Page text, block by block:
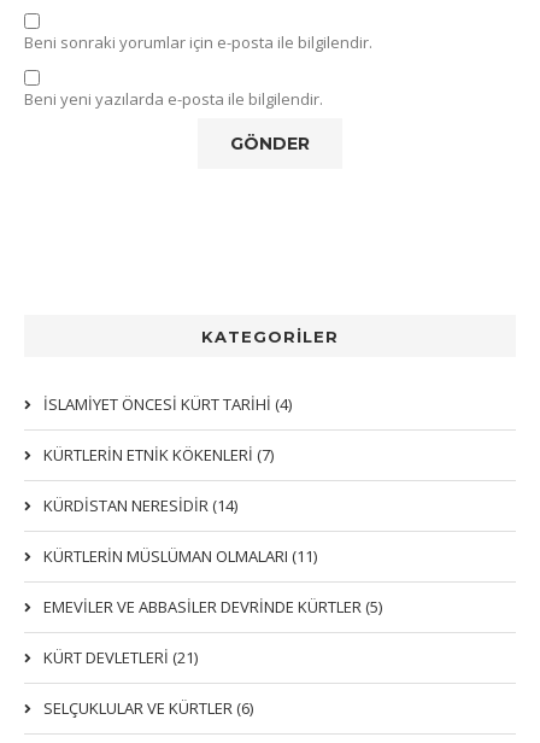
Beni sonraki yorumlar için e-posta ile bilgilendir.
Beni yeni yazılarda e-posta ile bilgilendir.
KATEGORİLER
İSLAMİYET ÖNCESİ KÜRT TARİHİ (4)
KÜRTLERIN ETNIK KÖKENLERI (7)
KÜRDİSTAN NERESİDİR (14)
KÜRTLERİN MÜSLÜMAN OLMALARI (11)
EMEVİLER VE ABBASİLER DEVRİNDE KÜRTLER (5)
KÜRT DEVLETLERİ (21)
SELÇUKLULAR VE KÜRTLER (6)